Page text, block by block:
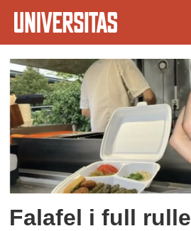
Tag:
frederikke
Falafel i full rulle